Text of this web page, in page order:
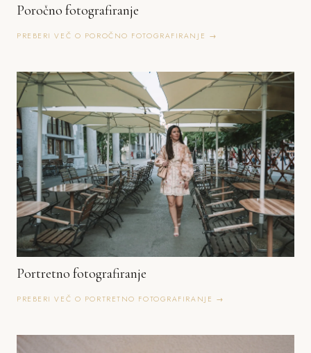
Poročno fotografiranje
PREBERI VEČ O POROČNO FOTOGRAFIRANJE →
Portretno fotografiranje
PREBERI VEČ O PORTRETNO FOTOGRAFIRANJE →